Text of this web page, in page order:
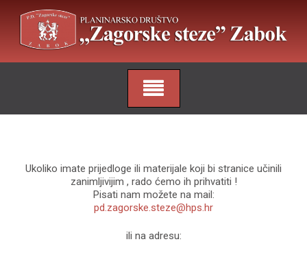
Ukoliko imate prijedloge ili materijale koji bi stranice učinili
zanimljivijim , rado ćemo ih prihvatiti !
Pisati nam možete na mail:
pd.zagorske.steze@hps.hr
ili na adresu: